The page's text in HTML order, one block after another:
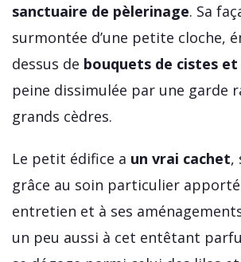
sanctuaire de pèlerinage. Sa
surmontée d’une petite cloche,
dessus de bouquets de cistes
peine dissimulée par une garde
grands cèdres.
Le petit édifice a un vrai cachet,
grâce au soin particulier
entretien et à ses
un peu aussi à cet entêtant